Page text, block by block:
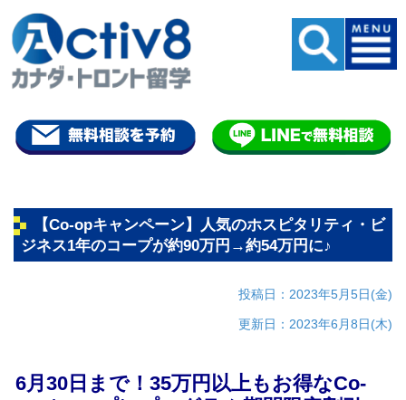
【Co-opキャンペーン】人気のホスピタリティ・ビ
ジネス1年のコープが約90万円→約54万円に♪
投稿日：2023年5月5日(金)
更新日：2023年6月8日(木)
6月30日まで！35万円以上もお得なCo-